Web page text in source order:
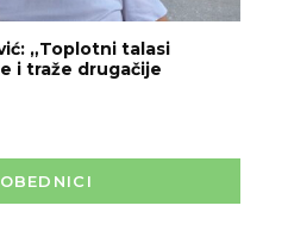
„Toplotni talasi
i traže drugačije